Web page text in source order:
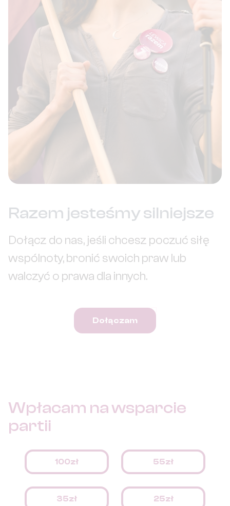
Razem jesteśmy silniejsze
Dołącz do nas, jeśli chcesz poczuć siłę
wspólnoty, bronić swoich praw lub
walczyć o prawa dla innych.
Dołączam
Wpłacam nawsparcie
partii
100zł 55zł
35zł 25zł